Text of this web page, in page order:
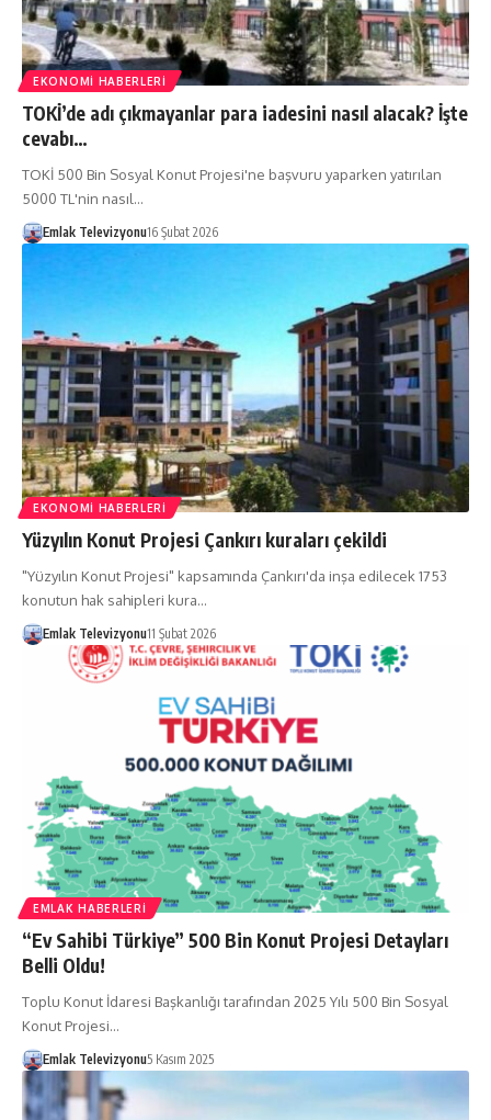
EKONOMI HABERLERI
TOKİ’de adı çıkmayanlar para iadesini nasıl alacak? İşte
cevabı…
TOKİ 500 Bin Sosyal Konut Projesi'ne başvuru yaparken yatırılan
5000 TL'nin nasıl…
Emlak Televizyonu16 Şubat 2026
EKONOMI HABERLERI
Yüzyılın Konut Projesi Çankırı kuraları çekildi
"Yüzyılın Konut Projesi" kapsamında Çankırı'da inşa edilecek 1753
konutun hak sahipleri kura…
Emlak Televizyonu11 Şubat 2026
EMLAK HABERLERI
“Ev Sahibi Türkiye” 500 Bin Konut Projesi Detayları
Belli Oldu!
Toplu Konut İdaresi Başkanlığı tarafından 2025 Yılı 500 Bin Sosyal
Konut Projesi…
Emlak Televizyonu5 Kasım 2025